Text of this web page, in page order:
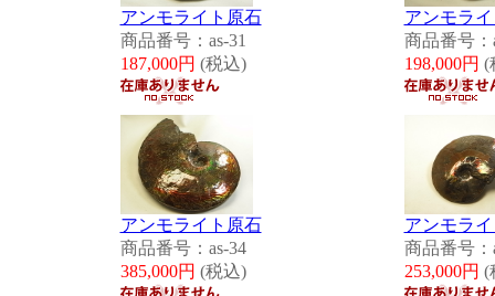
アンモライト原石
商品番号：as-31
187,000円 (税込)
アンモラ
商品番号：
198,000円 (
アンモライト原石
商品番号：as-34
385,000円 (税込)
アンモラ
商品番号：
253,000円 (